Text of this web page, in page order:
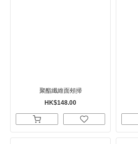
聚酯纖維面頰掃
HK$148.00